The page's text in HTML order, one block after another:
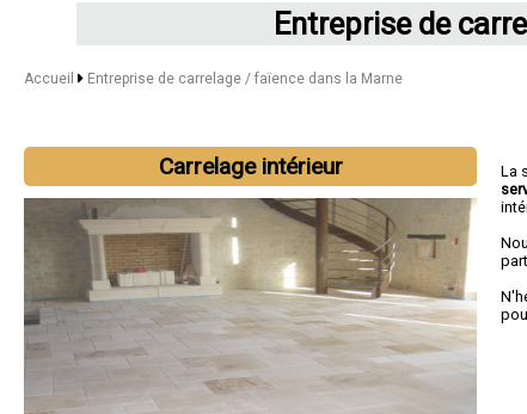
Entreprise de
Accueil Entreprise de carrelage / faïence dans la Marne
Carrelage intérieur La